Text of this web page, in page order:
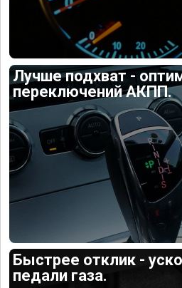
Лучше подхват -
переключений АКПП.
Быстрее отклик -
педали газа.